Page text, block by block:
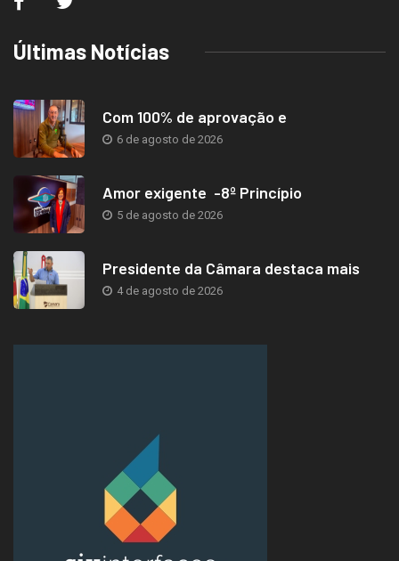
Últimas Notícias
Com 100% de aprovação e
6 de agosto de 2026
Amor exigente -8º Princípio
5 de agosto de 2026
Presidente da Câmara destaca mais
4 de agosto de 2026